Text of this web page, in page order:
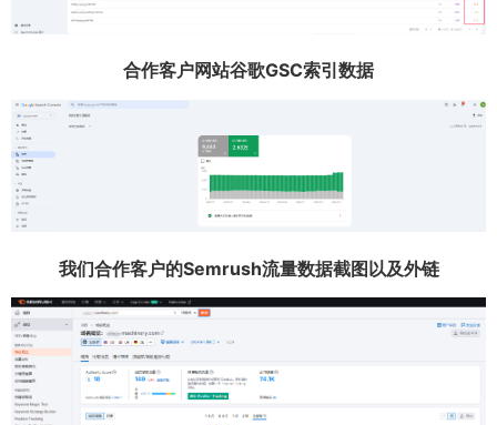
合作客户网站谷歌GSC索引数据
我们合作客户的Semrush流量数据截图以及外链